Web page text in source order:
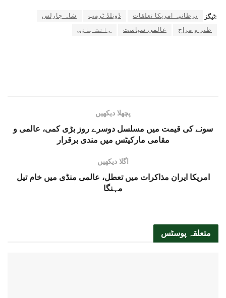
ٹیگز: برطانیہ امریکا تعلقات ڈونلڈ ٹرمپ
شاہ چارلس
طنز و مزاح
عالمی سیاست وائٹ ہاؤس
پچھلا دیکھیں
سونے کی قیمت میں مسلسل دوسرے روز بڑی کمی، عالمی و
مقامی مارکیٹس میں مندی برقرار
اگلا دیکھیں
امریکا ایران مذاکرات میں تعطل، عالمی منڈی میں خام تیل
مہنگا
متعلقہ پوسٹس